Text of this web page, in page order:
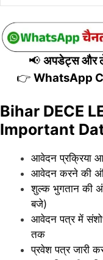
📢 अपडेट्स और
👉 WhatsApp
Bihar DECE
Important
आवेदन प्रक्रिया
आवेदन करने की
शुल्क भुगतान की
बजे)
आवेदन पत्र में
तक
प्रवेश पत्र जारी